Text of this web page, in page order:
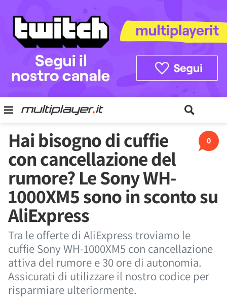
0
Hai bisogno di cuffie
con cancellazione del
rumore? Le Sony WH-
1000XM5 sono in sconto su
AliExpress
Tra le offerte di AliExpress troviamo le
cuffie Sony WH-1000XM5 con cancellazione
attiva del rumore e 30 ore di autonomia.
Assicurati di utilizzare il nostro codice per
risparmiare ulteriormente.